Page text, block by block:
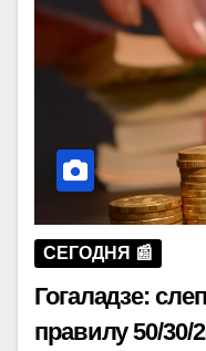
СЕГОДНЯ 📰
Гогаладзе:
правилу 50/30/